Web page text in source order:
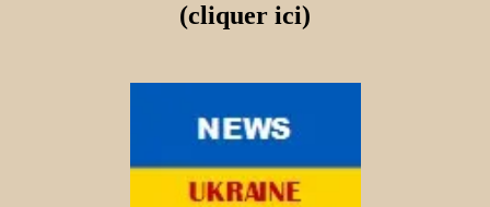
(cliquer ici)